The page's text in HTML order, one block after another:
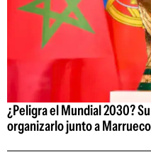
¿Peligra el Mundial 2030?
organizarlo junto a